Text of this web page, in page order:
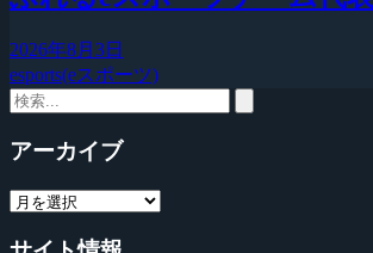
2026年8月3日
esports(eスポーツ)
アーカイブ